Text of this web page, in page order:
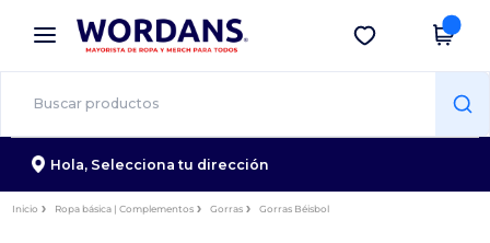
× App de Wordans
¡Mejores precios en app!
Descargar app
Hola, Selecciona tu dirección
Inicio Ropa básica | Complementos Gorras Gorras Béisbol